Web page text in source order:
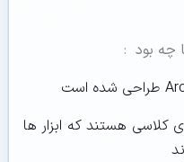
چه بود :
کلاسی هستند که ابزار ها